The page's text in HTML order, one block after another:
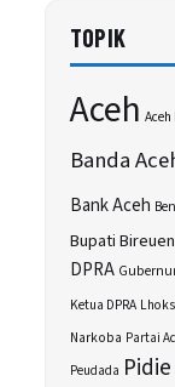
TOPIK
Aceh Aceh
Banda
Bank Aceh
Bupati Bireuen
DPRA
Ketua DPRA
Narkoba Partai
Peudada Pidie